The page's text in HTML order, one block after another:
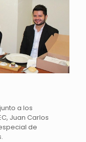
a los
Juan Carlos
de